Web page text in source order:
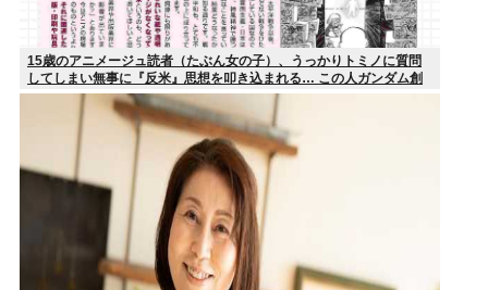
15歳のアニメージュ読者（たぶん女の子）、うっかりトミノに質問
してしまい無事に『反米』思想を叩き込まれる… この人ガンダム創
ってて